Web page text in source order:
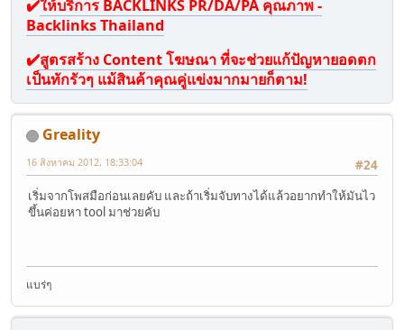
✔️ให้บริการ BACKLINKS PR/DA/PA คุณภาพ -
Backlinks Thailand
✔️สูตรสร้าง Content โฆษณา ที่จะช่วยแก้ปัญหายอดตก
เป็นทักรัวๆ แม้สินค้าคุณคู่แข่งมากมายก็ตาม!
Greality
#24
16 สิงหาคม 2012, 18:33:04
เริ่มจากโพสมือก่อนเลยคับ และถ้าเริ่มจับทางได้แล้วอยากทำให้มันไว
ขึ้นค่อยหา tool มาช่วยคับ
แบร่ๆ